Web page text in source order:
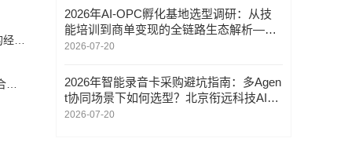
恒力集团董事长陈建华：致力于打造全球行业标杆，为国家的经济高质量发展贡献更大力量|上海电气集团党委书记、董事长吴磊来访
安森美和上能电气携手引领可持续能源应用的发展 两家公司合作开发高性能储能和太阳能组串式逆变器方案 以实现可持续的未来
2026年AI-OPC孵化基地选型调研：从技
能培训到商单变现的全链路生态解析——
华科未来
2026-07-20
2026年智能录音卡采购避坑指南：多Agen
t协同场景下如何选型？北京衔远科技AI专
家团智能录音卡
2026-07-20